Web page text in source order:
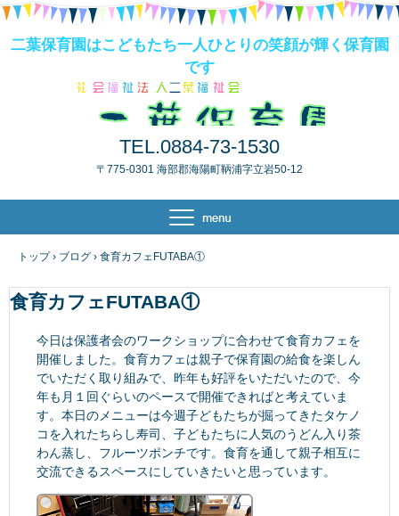
二葉保育園はこどもたち一人ひとりの笑顔が輝く保育園
です
TEL.0884-73-1530
〒775-0301 海部郡海陽町鞆浦字立岩50-12
トップ › ブログ › 食育カフェFUTABA①
食育カフェFUTABA①
今日は保護者会のワークショップに合わせて食育カフェを
開催しました。食育カフェは親子で保育園の給食を楽しん
でいただく取り組みで、昨年も好評をいただいたので、今
年も月１回ぐらいのペースで開催できればと考えていま
す。本日のメニューは今週子どもたちが掘ってきたタケノ
コを入れたちらし寿司、子どもたちに人気のうどん入り茶
わん蒸し、フルーツポンチです。食育を通して親子相互に
交流できるスペースにしていきたいと思っています。